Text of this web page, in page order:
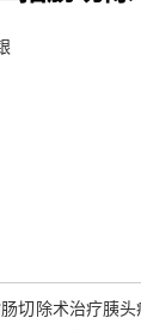
切除术治疗胰